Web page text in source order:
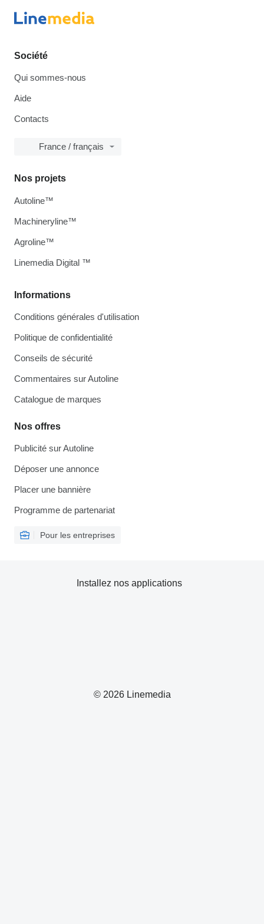
Société
Qui sommes-nous
Aide
Contacts
France / français
Informations
Conditions générales d'utilisation
Politique de confidentialité
Conseils de sécurité
Commentaires sur Autoline
Catalogue de marques
Nos offres
Publicité sur Autoline
Déposer une annonce
Placer une bannière
Programme de partenariat
Pour les entreprises
Nos projets
Autoline™
Machineryline™
Agroline™
Linemedia Digital ™
© 2026 Linemedia
Installez nos applications